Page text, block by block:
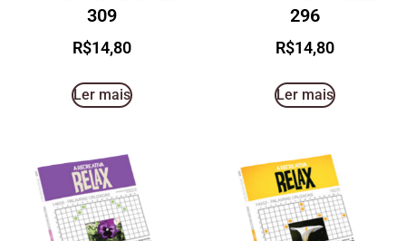
309
R$14,80
Ler mais
296
R$14,80
Ler mais